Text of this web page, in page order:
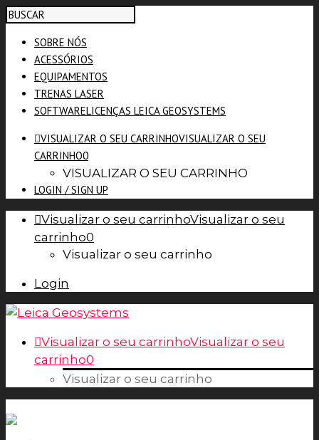
SOBRE NÓS
ACESSÓRIOS
EQUIPAMENTOS
TRENAS LASER
SOFTWARELICENÇAS LEICA GEOSYSTEMS
VISUALIZAR O SEU CARRINHOVISUALIZAR O SEU
CARRINHO0
VISUALIZAR O SEU CARRINHO
LOGIN / SIGN UP
Visualizar o seu carrinhoVisualizar o seu
carrinho0
Visualizar o seu carrinho
Login
Visualizar o seu carrinhoVisualizar o seu
carrinho0
Visualizar o seu carrinho